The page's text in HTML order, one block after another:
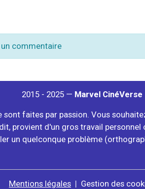
commentaire
2015 - 2025 — Marvel CinéVerse
faites par passion. Vous
provient d'un gros travail
un quelconque problème
Mentions légales Gestion des